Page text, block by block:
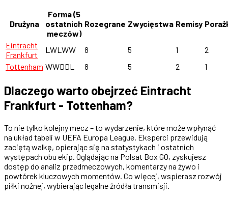
Drużyna
Forma (5
ostatnich
meczów)
Rozegrane Zwycięstwa Remisy
Eintracht
Frankfurt
LWLWW 8 5 1
2
Tottenham WWDDL 8 5 2 1
Dlaczego warto obejrzeć Eintracht
Frankfurt - Tottenham?
To nie tylko kolejny mecz – to wydarzenie, które może wpłynąć
na układ tabeli w UEFA Europa League. Eksperci przewidują
zaciętą walkę, opierając się na statystykach i ostatnich
występach obu ekip. Oglądając na Polsat Box GO, zyskujesz
dostęp do analiz przedmeczowych, komentarzy na żywo i
powtórek kluczowych momentów. Co więcej, wspierasz rozwój
piłki nożnej, wybierając legalne źródła transmisji.